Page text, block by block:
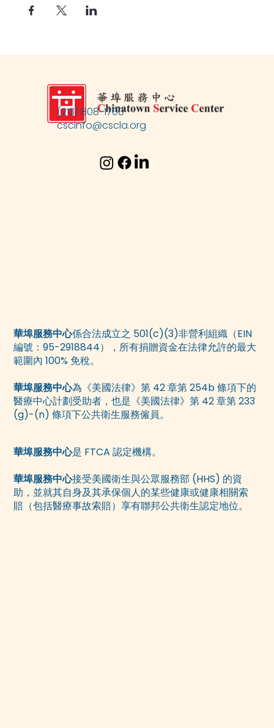
(213) 808-1700
cscinfo@cscla.org
華埠服務中心係合法成立之 501(c)(3)非營利組織（EIN
編號：95-2918844），所有捐贈資金在法律允許的最大
範圍內 100% 免稅。
華埠服務中心為《美國法律》第 42 章第 254b 條項下的
醫療中心計劃受助者，也是《美國法律》第 42 章第 233
(g)-(n) 條項下公共衛生服務僱員。
華埠服務中心是 FTCA 認定機構。
華埠服務中心接受美國衛生與公眾服務部 (HHS) 的資
助，並就其自身及其承保個人的某些健康或健康相關索
賠（包括醫療事故索賠）享有聯邦公共衛生認定地位。